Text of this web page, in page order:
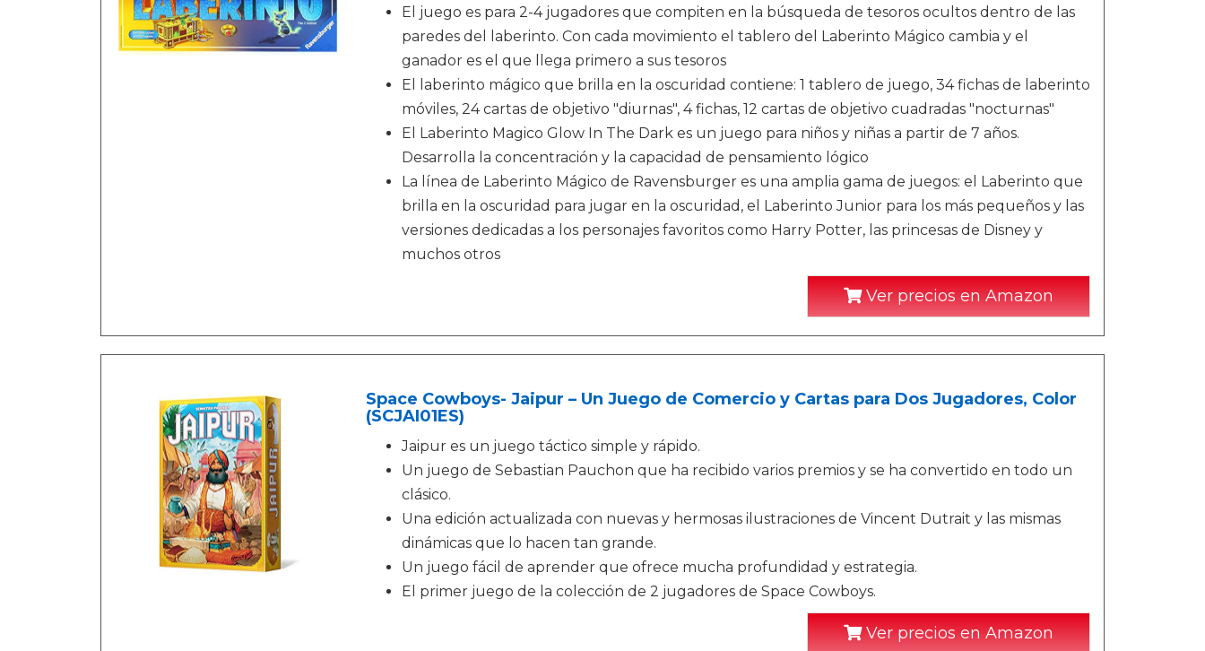
El juego es para 2-4 jugadores que compiten en la búsqueda de tesoros ocultos dentro de las
paredes del laberinto. Con cada movimiento el tablero del Laberinto Mágico cambia y el
ganador es el que llega primero a sus tesoros
El laberinto mágico que brilla en la oscuridad contiene: 1 tablero de juego, 34 fichas de laberinto
móviles, 24 cartas de objetivo "diurnas", 4 fichas, 12 cartas de objetivo cuadradas "nocturnas"
El Laberinto Magico Glow In The Dark es un juego para niños y niñas a partir de 7 años.
Desarrolla la concentración y la capacidad de pensamiento lógico
La línea de Laberinto Mágico de Ravensburger es una amplia gama de juegos: el Laberinto que
brilla en la oscuridad para jugar en la oscuridad, el Laberinto Junior para los más pequeños y las
versiones dedicadas a los personajes favoritos como Harry Potter, las princesas de Disney y
muchos otros
Ver precios en Amazon
Space Cowboys- Jaipur – Un Juego de Comercio y Cartas para Dos Jugadores, Color
(SCJAI01ES)
Jaipur es un juego táctico simple y rápido.
Un juego de Sebastian Pauchon que ha recibido varios premios y se ha convertido en todo un
clásico.
Una edición actualizada con nuevas y hermosas ilustraciones de Vincent Dutrait y las mismas
dinámicas que lo hacen tan grande.
Un juego fácil de aprender que ofrece mucha profundidad y estrategia.
El primer juego de la colección de 2 jugadores de Space Cowboys.
Ver precios en Amazon